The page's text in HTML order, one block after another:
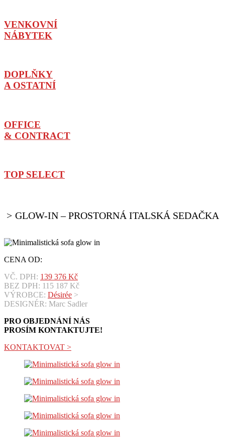
VENKOVNÍ
NÁBYTEK
DOPLŇKY
A OSTATNÍ
OFFICE
& CONTRACT
TOP SELECT
GLOW-IN – PROSTORNÁ ITALSKÁ SEDAČKA
CENA OD:
VČ. DPH: 139 376 Kč
BEZ DPH: 115 187 Kč
VÝROBCE: Désirée >
DESIGNÉR: Marc Sadler
PRO OBJEDNÁNÍ NÁS
PROSÍM KONTAKTUJTE!
KONTAKTOVAT >